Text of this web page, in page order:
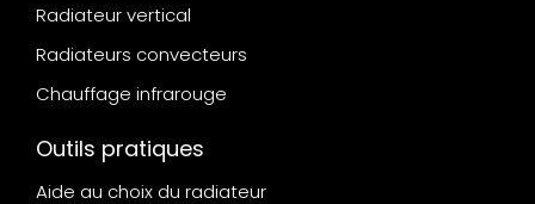
Radiateur vertical
Radiateurs convecteurs
Chauffage infrarouge
Outils pratiques
Aide au choix du radiateur